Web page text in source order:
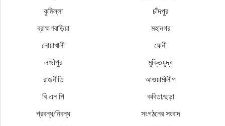
কুমিল্লা
চাঁদপুর
ব্রাহ্মণবাড়িয়া
মহানগর
নোয়াখালী
ফেনী
লক্ষ্মীপুর
মুক্তিযুদ্ধ
রাজনীতি
আওয়ামীলীগ
বি এন পি
কবিতা/ছড়া
প্রবন্ধ/নিবন্ধ
সংগঠনের সংবাদ